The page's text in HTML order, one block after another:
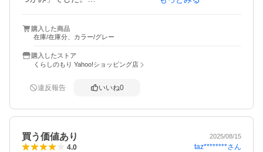
午前中に購入したので、翌日には届けていただき、至福の
時を味わうことができました。
ゴリラさんの握力並みに両足一気にもんでもらいたく、2台
突起状の「ぽこぽこパーツ」が足に食い込み、たまらんで
終わった後に見ると、しっかり赤い跡がついており、思わ
良いお買い物ができました。
購入した商品
在庫/在庫分、カラー/グレー
購入したストア
くらしのもり Yahoo!ショッピング店
違反報告 いいね0
買う価値あり 2025/08/15
4.0 taz********さん